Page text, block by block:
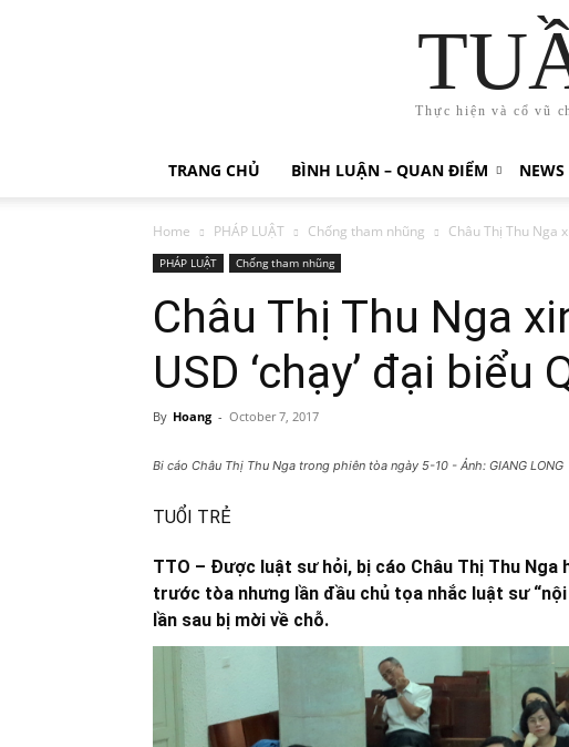
Thực hiện và cổ vũ
TRANG CHỦ BÌNH LUẬN – QUAN ĐIỂM NEWS
Home PHÁP LUẬT Chống tham nhũng Châu Thị Thu Nga
PHÁP LUẬT Chống tham nhũng
Châu Thị Thu Nga
USD ‘chạy’ đại biểu
By Hoang - October 7, 2017
Bi cáo Châu Thị Thu Nga trong phiên tòa ngày 5-10 - Ảnh: GIANG LONG
TUỔI TRẺ
TTO – Được luật sư hỏi, bị cáo Châu Thị Thu Nga
trước tòa nhưng lần đầu chủ tọa nhắc luật sư
lần sau bị mời về chỗ.